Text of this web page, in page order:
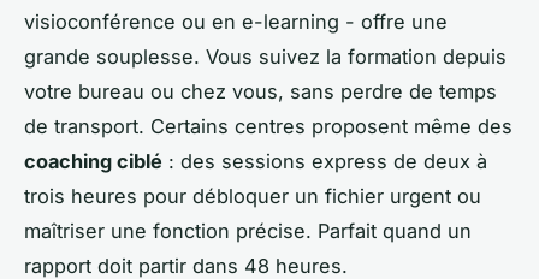
visioconférence ou en e-learning - offre une
grande souplesse. Vous suivez la formation depuis
votre bureau ou chez vous, sans perdre de temps
de transport. Certains centres proposent même des
coaching ciblé : des sessions express de deux à
trois heures pour débloquer un fichier urgent ou
maîtriser une fonction précise. Parfait quand un
rapport doit partir dans 48 heures.